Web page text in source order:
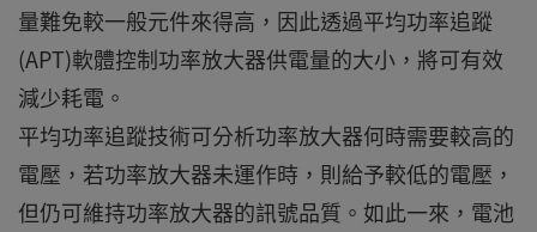
量難免較一般元件來得高，因此透過平均功率追蹤
(APT)軟體控制功率放大器供電量的大小，將可有效
減少耗電。
平均功率追蹤技術可分析功率放大器何時需要較高的
電壓，若功率放大器未運作時，則給予較低的電壓，
但仍可維持功率放大器的訊號品質。如此一來，電池